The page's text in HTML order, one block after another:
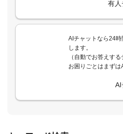
有人
AIチャットなら24時
します。
（自動でお答えす
お困りごとはまずは
AI